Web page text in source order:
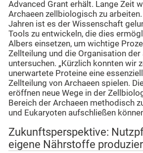
Advanced Grant erhält. Lange Zeit
Archaeen zellbiologisch zu
Jahren ist es der Wissenschaft
Tools zu entwickeln, die dies
Albers einsetzen, um wichtige
Zellteilung und die Organisation der
untersuchen. „Kürzlich konnten wir
unerwartete Proteine eine
Zellteilung von Archaeen spielen.
eröffnen neue Wege in der
Bereich der Archaeen methodisch
und Eukaryoten aufschließen
Zukunftsperspektive:
eigene Nährstoffe